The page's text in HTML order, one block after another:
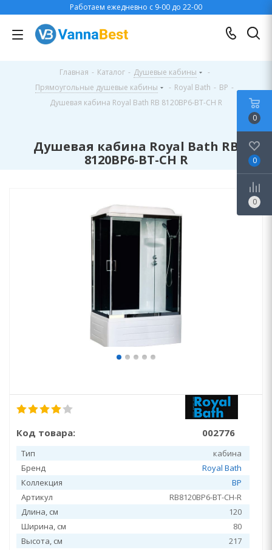
Работаем ежедневно с 9-00 до 22-00
Главная - Каталог - Душевые кабины
-
Прямоугольные душевые кабины
- Royal Bath - BP -
Душевая кабина Royal Bath RB 8120BP6-BT-CH R
Душевая кабина Royal Bath RB
8120BP6-BT-CH R
Код товара: 002776
Тип
кабина
Бренд
Royal Bath
Коллекция
BP
Артикул
RB8120BP6-BT-CH-R
Длина, см
120
Ширина, см
80
Высота, см
217
0
0
0